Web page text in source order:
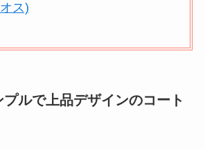
ス)
プルで上品デザインのコート